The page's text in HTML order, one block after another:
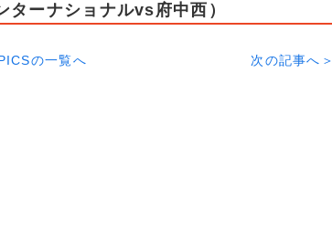
ーナショナルvs府中西）
の一覧へ 次の記事へ＞